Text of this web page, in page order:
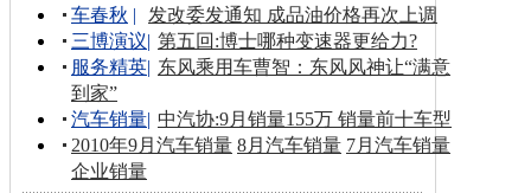
车春秋 |
发改委发通知 成品油价格再次上调
三博演议| 第五回:博士哪种变速器更给力?
服务精英| 东风乘用车曹智：东风风神让“满意
到家”
汽车销量| 中汽协:9月销量155万 销量前十车型
2010年9月汽车销量 8月汽车销量 7月汽车销量
企业销量